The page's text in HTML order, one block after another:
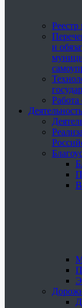
и
Деятельность